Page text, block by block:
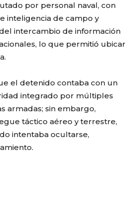
por personal naval, con
inteligencia de campo y
intercambio de información
lo que permitió ubicar
el detenido contaba con un
integrado por múltiples
armadas; sin embargo,
táctico aéreo y terrestre,
intentaba ocultarse,